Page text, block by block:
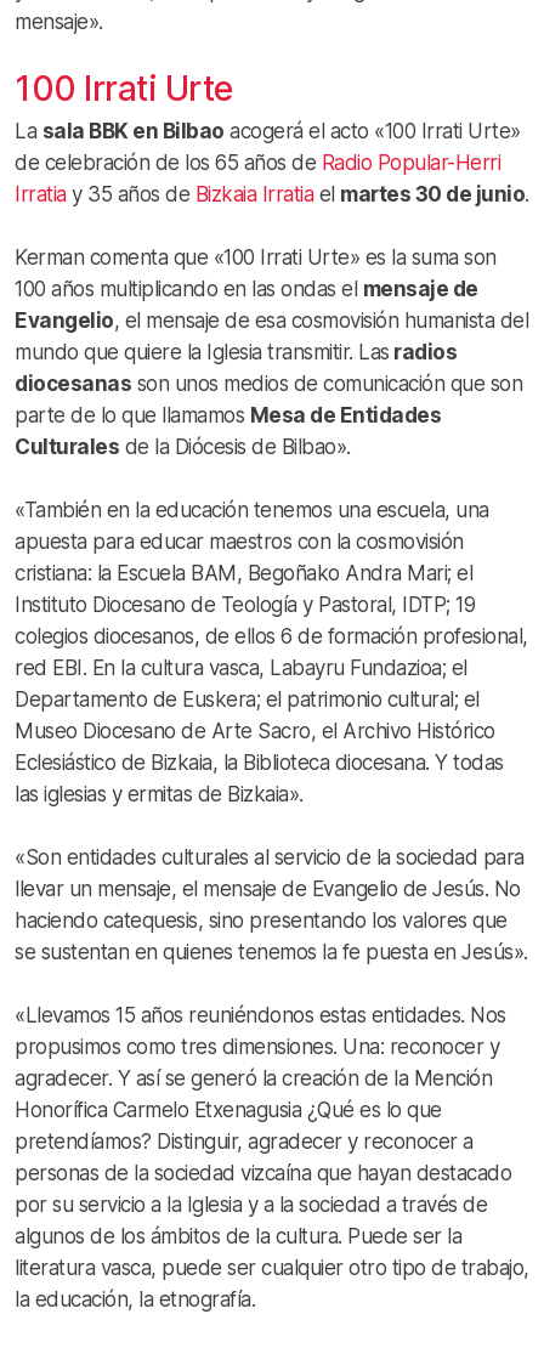
mensaje».
100 Irrati Urte
La sala BBK en Bilbao acogerá el acto «100 Irrati Urte»
de celebración de los 65 años de Radio Popular-Herri
Irratiay 35 años de Bizkaia Irratiael martes 30 de junio.
Kerman comenta que «100 Irrati Urte» es la suma son
100 años multiplicando en las ondas el mensaje de
Evangelio, el mensaje de esa cosmovisión humanista del
mundo que quiere la Iglesia transmitir. Las radios
diocesanas son unos medios de comunicación que son
parte de lo que llamamos Mesa de Entidades
Culturales de la Diócesis de Bilbao».
«También en la educación tenemos una escuela, una
apuesta para educar maestros con la cosmovisión
cristiana: la Escuela BAM, Begoñako Andra Mari; el
Instituto Diocesano de Teología y Pastoral, IDTP; 19
colegios diocesanos, de ellos 6 de formación profesional,
red EBI. En la cultura vasca, Labayru Fundazioa; el
Departamento de Euskera; el patrimonio cultural; el
Museo Diocesano de Arte Sacro, el Archivo Histórico
Eclesiástico de Bizkaia, la Biblioteca diocesana. Y todas
las iglesias y ermitas de Bizkaia».
«Son entidades culturales al servicio de la sociedad para
llevar un mensaje, el mensaje de Evangelio de Jesús. No
haciendo catequesis, sino presentando los valores que
se sustentan en quienes tenemos la fe puesta en Jesús».
«Llevamos 15 años reuniéndonos estas entidades. Nos
propusimos como tres dimensiones. Una: reconocer y
agradecer. Y así se generó la creación de la Mención
Honorífica Carmelo Etxenagusia ¿Qué es lo que
pretendíamos? Distinguir, agradecer y reconocer a
personas de la sociedad vizcaína que hayan destacado
por su servicio a la Iglesia y a la sociedad a través de
algunos de los ámbitos de la cultura. Puede ser la
literatura vasca, puede ser cualquier otro tipo de trabajo,
la educación, la etnografía.